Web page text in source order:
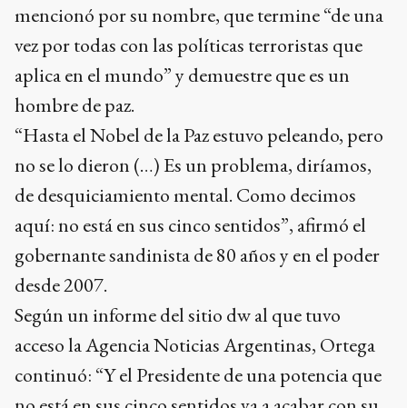
mencionó por su nombre, que termine “de una
vez por todas con las políticas terroristas que
aplica en el mundo” y demuestre que es un
hombre de paz.
“Hasta el Nobel de la Paz estuvo peleando, pero
no se lo dieron (…) Es un problema, diríamos,
de desquiciamiento mental. Como decimos
aquí: no está en sus cinco sentidos”, afirmó el
gobernante sandinista de 80 años y en el poder
desde 2007.
Según un informe del sitio dw al que tuvo
acceso la Agencia Noticias Argentinas, Ortega
continuó: “Y el Presidente de una potencia que